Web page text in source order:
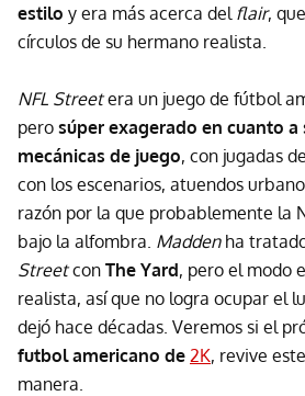
estilo y era más acerca del flair,
círculos de su hermano realista.
NFL Streetera un juego de fútbol
pero súper exagerado en cuanto
mecánicas de juego, con jugadas
con los escenarios, atuendos
razón por la que probablemente la
bajo la alfombra. Madden ha
Streetcon The Yard, pero el modo
realista, así que no logra ocupar el
dejó hace décadas. Veremos si el
futbol americano de 2K, revive
manera.